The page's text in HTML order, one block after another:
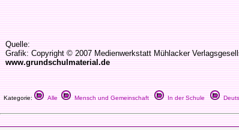
Quelle:
Grafik: Copyright © 2007 Medienwerkstatt Mühlacker
www.grundschulmaterial.de
Kategorie: Alle Mensch und Gemeinschaft In der Schule